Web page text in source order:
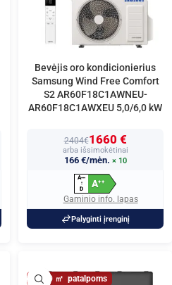
Bevėjis oro kondicionierius
Samsung Wind Free Comfort
S2 AR60F18C1AWNEU-
AR60F18C1AWXEU 5,0/6,0 kW
2404€1660 €
arba išsimokėtinai
166 €/mėn. × 10
A+++
↑
D
A++
Gaminio info. lapas
Palyginti įrenginį
60